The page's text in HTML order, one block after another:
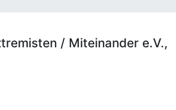
/ Miteinander e.V.,